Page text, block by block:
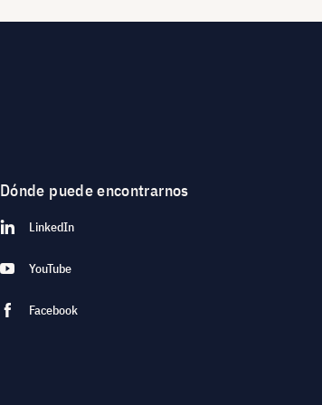
Dónde puede encontrarnos
LinkedIn
YouTube
Facebook